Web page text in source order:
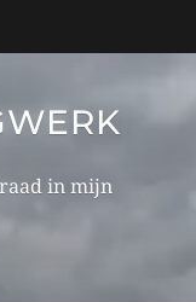
in mijn